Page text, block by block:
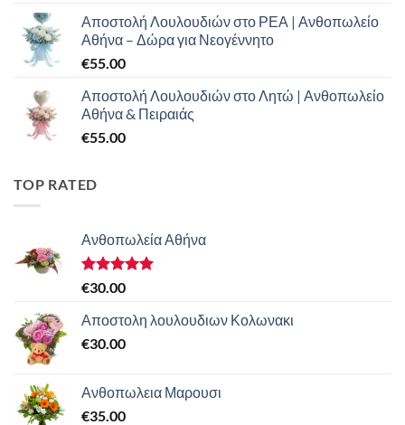
Αποστολή Λουλουδιών στο ΡΕΑ | Ανθοπωλείο
Αθήνα – Δώρα για Νεογέννητο
€55.00
Αποστολή Λουλουδιών στο Λητώ | Ανθοπωλείο
Αθήνα & Πειραιάς
€55.00
TOP RATED
Ανθοπωλεία Αθήνα
Βαθμολογήθηκε
από 5
€30.00
Αποστολη λουλουδιων Κολωνακι
€30.00
Ανθοπωλεια Μαρουσι
€35.00